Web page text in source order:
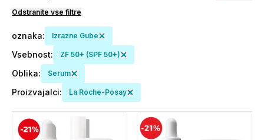
Odstranite vse filtre
oznaka: Izrazne Gube
Vsebnost: ZF 50+ (SPF 50+)
Oblika: Serum
Proizvajalci: La Roche-Posay